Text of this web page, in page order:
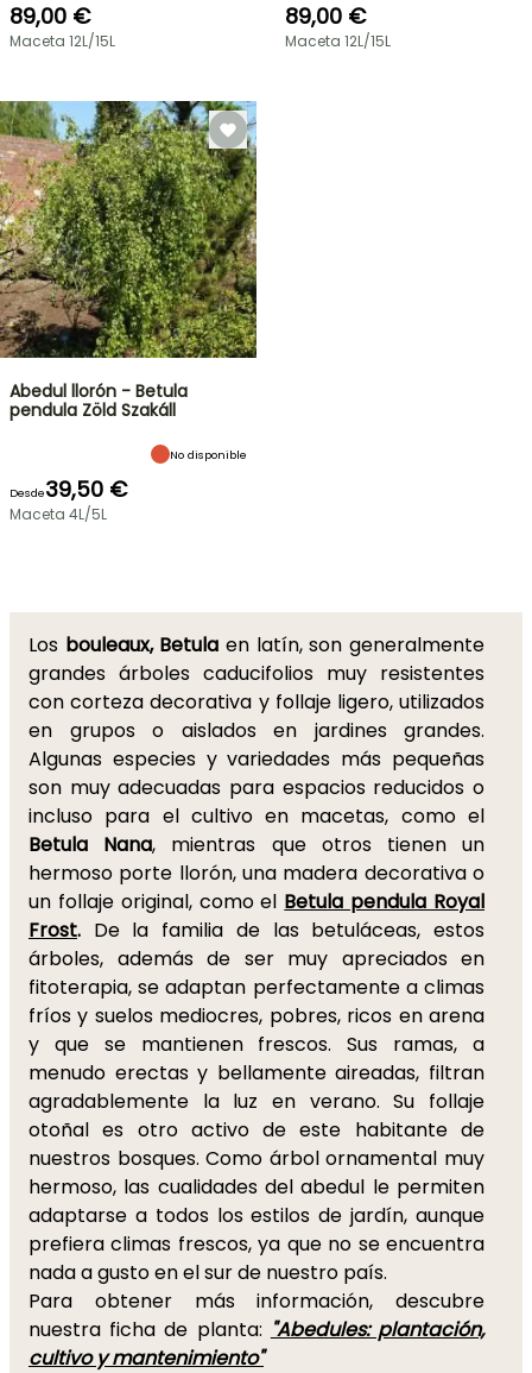
89,00 €
Maceta 12L/15L
89,00 €
Maceta 12L/15L
Abedul llorón - Betula
pendula Zöld Szakáll
No disponible
Desde39,50 €
Maceta 4L/5L
Los bouleaux, Betula en latín, son generalmente
grandes árboles caducifolios muy resistentes
con corteza decorativa y follaje ligero, utilizados
en grupos o aislados en jardines grandes.
Algunas especies y variedades más pequeñas
son muy adecuadas para espacios reducidos o
incluso para el cultivo en macetas, como el
Betula Nana, mientras que otros tienen un
hermoso porte llorón, una madera decorativa o
un follaje original, como el Betula pendula Royal
Frost. De la familia de las betuláceas, estos
árboles, además de ser muy apreciados en
fitoterapia, se adaptan perfectamente a climas
fríos y suelos mediocres, pobres, ricos en arena
y que se mantienen frescos. Sus ramas, a
menudo erectas y bellamente aireadas, filtran
agradablemente la luz en verano. Su follaje
otoñal es otro activo de este habitante de
nuestros bosques. Como árbol ornamental muy
hermoso, las cualidades del abedul le permiten
adaptarse a todos los estilos de jardín, aunque
prefiera climas frescos, ya que no se encuentra
nada a gusto en el sur de nuestro país.
Para obtener más información, descubre
nuestra ficha de planta: "Abedules: plantación,
cultivo y mantenimiento"